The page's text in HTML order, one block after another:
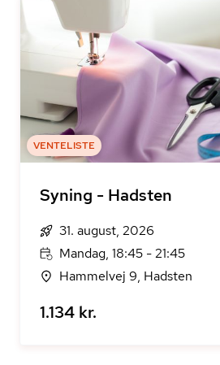
VENTELISTE
Syning - Hadsten
31. august, 2026
Mandag, 18:45 - 21:45
Hammelvej 9, Hadsten
1.134 kr.